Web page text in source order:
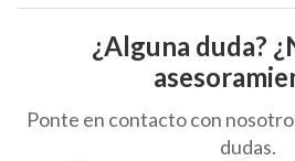
¿Alguna duda?
Ponte en contacto con
dudas.